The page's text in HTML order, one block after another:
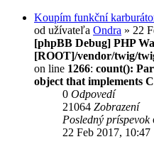
Koupím funkční
od užívateľa Ondra » 22
[phpBB Debug] PHP
[ROOT]/vendor/twig/
on line 1266: count():
object that implements
0 Odpovedí
21064 Zobrazení
Posledný príspevok
22 Feb 2017, 10:47